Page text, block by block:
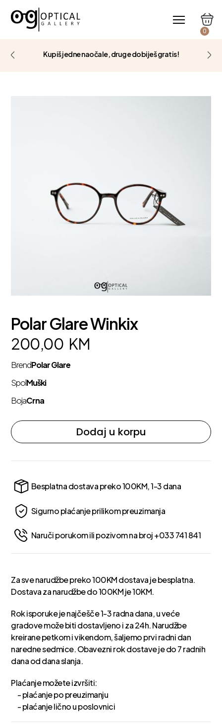
0
Kupiš jedne naočale, druge dobiješ gratis!
Polar Glare Winkix
200,00 KM
BrendPolar Glare
SpolMuški
BojaCrna
Dodaj u korpu
Besplatna dostava preko 100KM, 1-3 dana
Sigurno plaćanje prilikom preuzimanja
Naruči porukom ili pozivom na broj +033 741 841
Za sve narudžbe preko 100KM dostava je besplatna.
Dostava za narudžbe do 100KM je 10KM.
Rok isporuke je najčešče 1-3 radna dana, u veće
gradove može biti dostavljeno i za 24h. Narudžbe
kreirane petkom i vikendom, šaljemo prvi radni dan
naredne sedmice. Obavezni rok dostave je do 7 radnih
dana od dana slanja.
Plaćanje možete izvršiti:
- plaćanje po preuzimanju
- plaćanje lično u poslovnici